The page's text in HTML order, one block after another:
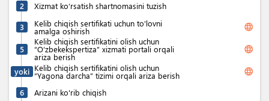
2 Xizmat ko‘rsatish shartnomasini tuzish
3 Kelib chiqish sertifikati uchun to'lovni
amalga oshirish language
5
Kelib chiqish sertifikatini olish uchun
“O‘zbekekspertiza” xizmati portali orqali
ariza berish
language
yoki Kelib chiqish sertifikatini olish uchun
“Yagona darcha” tizimi orqali ariza berish language
6 Arizani ko'rib chiqish